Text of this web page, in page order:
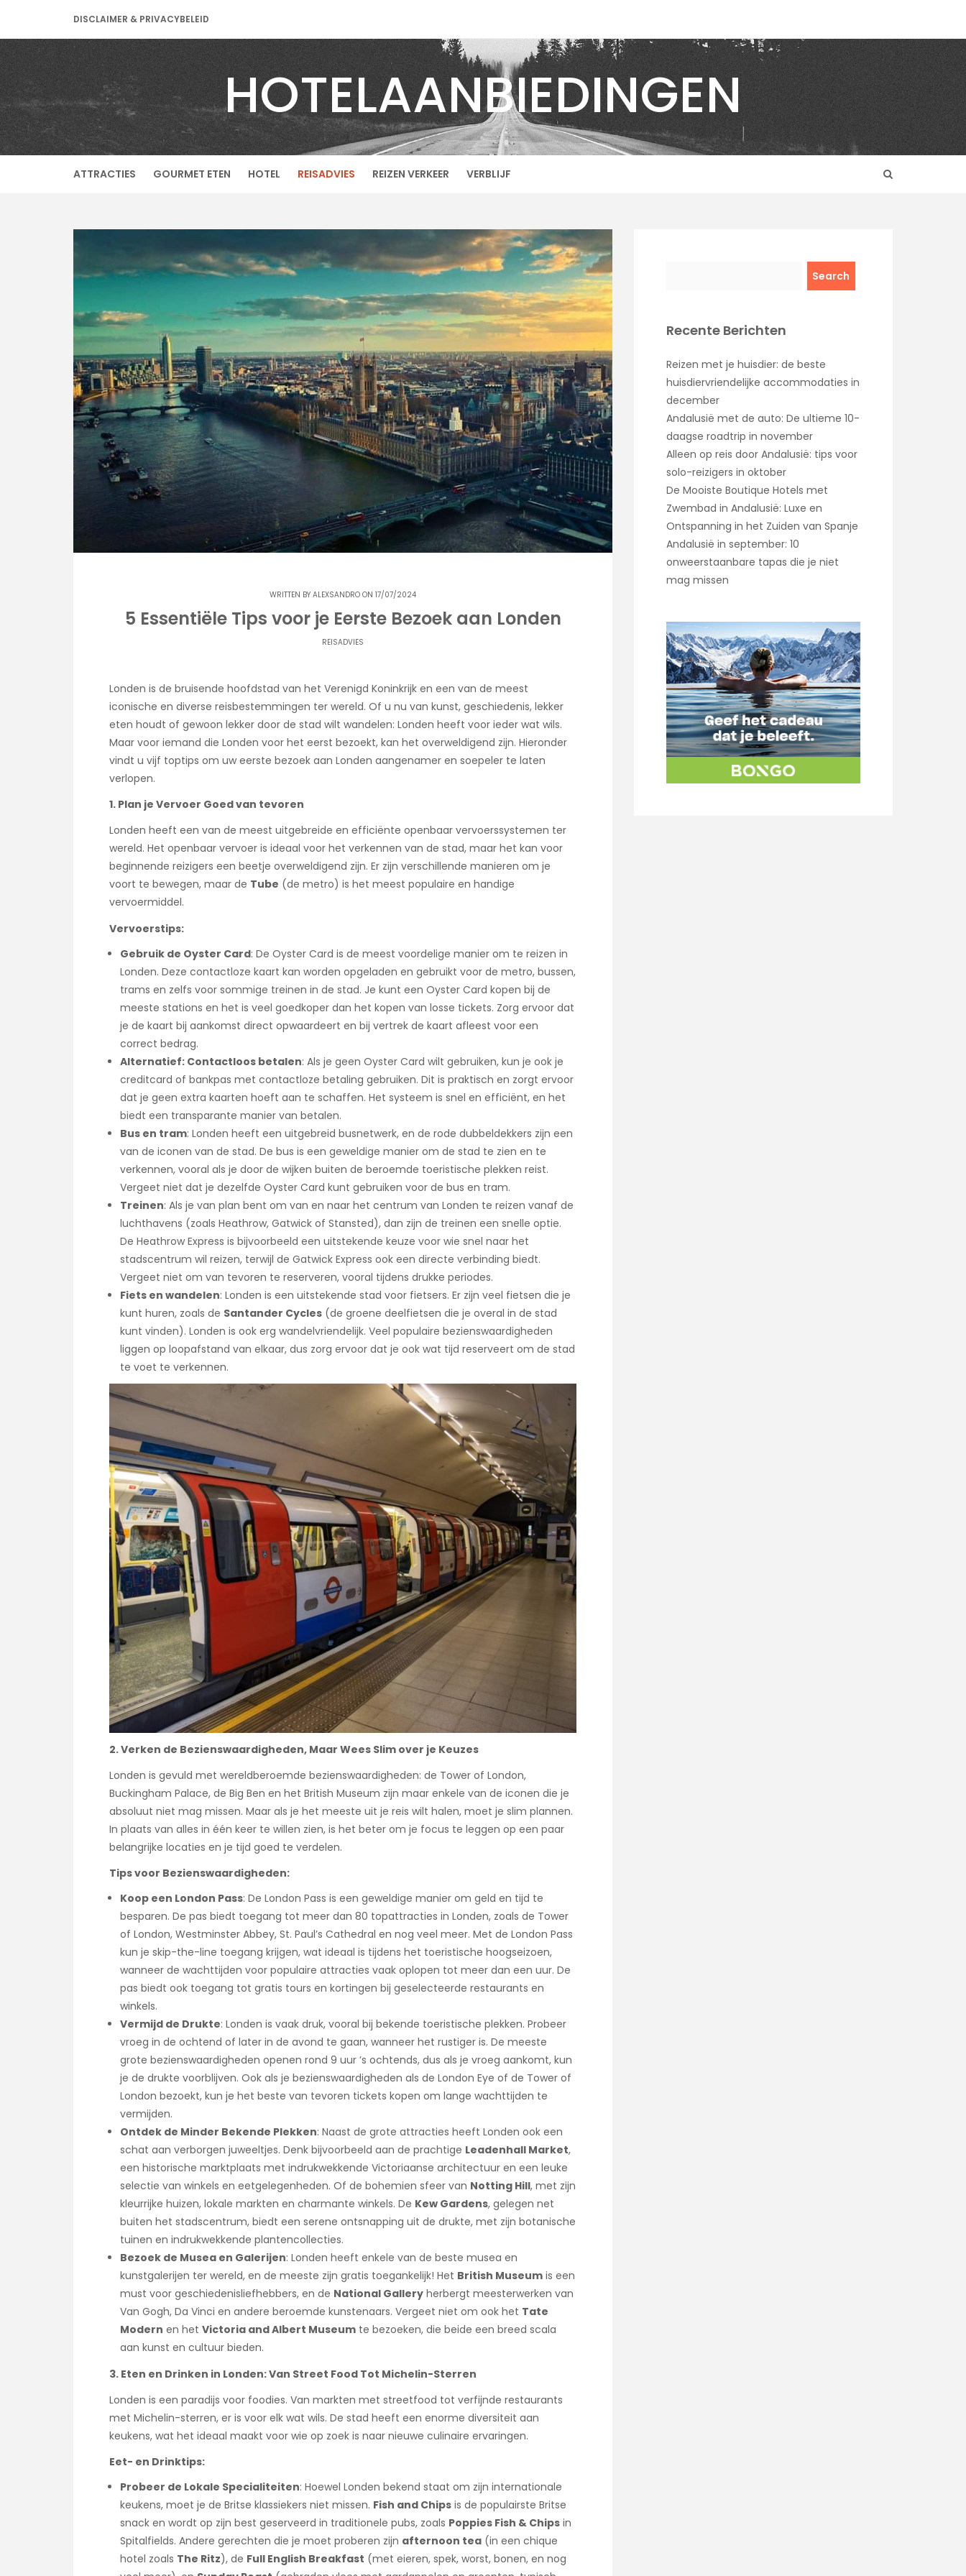
content
DISCLAIMER & PRIVACYBELEID
HOTELAANBIEDINGEN
ATTRACTIES GOURMET ETEN HOTEL REISADVIES REIZEN VERKEER VERBLIJF
WRITTEN BY ALEXSANDRO ON 17/07/2024
5 Essentiële Tips voor je Eerste Bezoek aan Londen
REISADVIES
Londen is de bruisende hoofdstad van het Verenigd Koninkrijk en een van de meest
iconische en diverse reisbestemmingen ter wereld. Of u nu van kunst, geschiedenis, lekker
eten houdt of gewoon lekker door de stad wilt wandelen: Londen heeft voor ieder wat wils.
Maar voor iemand die Londen voor het eerst bezoekt, kan het overweldigend zijn. Hieronder
vindt u vijf toptips om uw eerste bezoek aan Londen aangenamer en soepeler te laten
verlopen.
1. Plan je Vervoer Goed van tevoren
Londen heeft een van de meest uitgebreide en efficiënte openbaar vervoerssystemen ter
wereld. Het openbaar vervoer is ideaal voor het verkennen van de stad, maar het kan voor
beginnende reizigers een beetje overweldigend zijn. Er zijn verschillende manieren om je
voort te bewegen, maar de Tube (de metro) is het meest populaire en handige
vervoermiddel.
Vervoerstips:
Gebruik de Oyster Card: De Oyster Card is de meest voordelige manier om te reizen in
Londen. Deze contactloze kaart kan worden opgeladen en gebruikt voor de metro, bussen,
trams en zelfs voor sommige treinen in de stad. Je kunt een Oyster Card kopen bij de
meeste stations en het is veel goedkoper dan het kopen van losse tickets. Zorg ervoor dat
je de kaart bij aankomst direct opwaardeert en bij vertrek de kaart afleest voor een
correct bedrag.
Alternatief: Contactloos betalen: Als je geen Oyster Card wilt gebruiken, kun je ook je
creditcard of bankpas met contactloze betaling gebruiken. Dit is praktisch en zorgt ervoor
dat je geen extra kaarten hoeft aan te schaffen. Het systeem is snel en efficiënt, en het
biedt een transparante manier van betalen.
Bus en tram: Londen heeft een uitgebreid busnetwerk, en de rode dubbeldekkers zijn een
van de iconen van de stad. De bus is een geweldige manier om de stad te zien en te
verkennen, vooral als je door de wijken buiten de beroemde toeristische plekken reist.
Vergeet niet dat je dezelfde Oyster Card kunt gebruiken voor de bus en tram.
Treinen: Als je van plan bent om van en naar het centrum van Londen te reizen vanaf de
luchthavens (zoals Heathrow, Gatwick of Stansted), dan zijn de treinen een snelle optie.
De Heathrow Express is bijvoorbeeld een uitstekende keuze voor wie snel naar het
stadscentrum wil reizen, terwijl de Gatwick Express ook een directe verbinding biedt.
Vergeet niet om van tevoren te reserveren, vooral tijdens drukke periodes.
Fiets en wandelen: Londen is een uitstekende stad voor fietsers. Er zijn veel fietsen die je
kunt huren, zoals de Santander Cycles (de groene deelfietsen die je overal in de stad
kunt vinden). Londen is ook erg wandelvriendelijk. Veel populaire bezienswaardigheden
liggen op loopafstand van elkaar, dus zorg ervoor dat je ook wat tijd reserveert om de stad
te voet te verkennen.
2. Verken de Bezienswaardigheden, Maar Wees Slim over je Keuzes
Londen is gevuld met wereldberoemde bezienswaardigheden: de Tower of London,
Buckingham Palace, de Big Ben en het British Museum zijn maar enkele van de iconen die je
absoluut niet mag missen. Maar als je het meeste uit je reis wilt halen, moet je slim plannen.
In plaats van alles in één keer te willen zien, is het beter om je focus te leggen op een paar
belangrijke locaties en je tijd goed te verdelen.
Tips voor Bezienswaardigheden:
Koop een London Pass: De London Pass is een geweldige manier om geld en tijd te
besparen. De pas biedt toegang tot meer dan 80 topattracties in Londen, zoals de Tower
of London, Westminster Abbey, St. Paul’s Cathedral en nog veel meer. Met de London Pass
kun je skip-the-line toegang krijgen, wat ideaal is tijdens het toeristische hoogseizoen,
wanneer de wachttijden voor populaire attracties vaak oplopen tot meer dan een uur. De
pas biedt ook toegang tot gratis tours en kortingen bij geselecteerde restaurants en
winkels.
Vermijd de Drukte: Londen is vaak druk, vooral bij bekende toeristische plekken. Probeer
vroeg in de ochtend of later in de avond te gaan, wanneer het rustiger is. De meeste
grote bezienswaardigheden openen rond 9 uur ’s ochtends, dus als je vroeg aankomt, kun
je de drukte voorblijven. Ook als je bezienswaardigheden als de London Eye of de Tower of
London bezoekt, kun je het beste van tevoren tickets kopen om lange wachttijden te
vermijden.
Ontdek de Minder Bekende Plekken: Naast de grote attracties heeft Londen ook een
schat aan verborgen juweeltjes. Denk bijvoorbeeld aan de prachtige Leadenhall Market,
een historische marktplaats met indrukwekkende Victoriaanse architectuur en een leuke
selectie van winkels en eetgelegenheden. Of de bohemien sfeer van Notting Hill, met zijn
kleurrijke huizen, lokale markten en charmante winkels. De Kew Gardens, gelegen net
buiten het stadscentrum, biedt een serene ontsnapping uit de drukte, met zijn botanische
tuinen en indrukwekkende plantencollecties.
Bezoek de Musea en Galerijen: Londen heeft enkele van de beste musea en
kunstgalerijen ter wereld, en de meeste zijn gratis toegankelijk! Het British Museum is een
must voor geschiedenisliefhebbers, en de National Gallery herbergt meesterwerken van
Van Gogh, Da Vinci en andere beroemde kunstenaars. Vergeet niet om ook het Tate
Modern en het Victoria and Albert Museum te bezoeken, die beide een breed scala
aan kunst en cultuur bieden.
3. Eten en Drinken in Londen: Van Street Food Tot Michelin-Sterren
Londen is een paradijs voor foodies. Van markten met streetfood tot verfijnde restaurants
met Michelin-sterren, er is voor elk wat wils. De stad heeft een enorme diversiteit aan
keukens, wat het ideaal maakt voor wie op zoek is naar nieuwe culinaire ervaringen.
Eet- en Drinktips:
Probeer de Lokale Specialiteiten: Hoewel Londen bekend staat om zijn internationale
keukens, moet je de Britse klassiekers niet missen. Fish and Chips is de populairste Britse
snack en wordt op zijn best geserveerd in traditionele pubs, zoals Poppies Fish & Chips in
Spitalfields. Andere gerechten die je moet proberen zijn afternoon tea (in een chique
hotel zoals The Ritz), de Full English Breakfast (met eieren, spek, worst, bonen, en nog
Recente Berichten
Reizen met je huisdier: de beste
huisdiervriendelijke accommodaties in
december
Andalusië met de auto: De ultieme 10-
daagse roadtrip in november
Alleen op reis door Andalusië: tips voor
solo-reizigers in oktober
De Mooiste Boutique Hotels met
Zwembad in Andalusië: Luxe en
Ontspanning in het Zuiden van Spanje
Andalusië in september: 10
onweerstaanbare tapas die je niet
mag missen